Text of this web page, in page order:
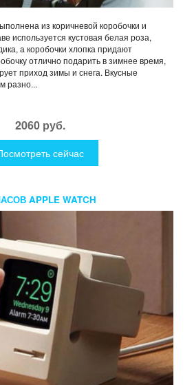
из коричневой коробочки и
используется кустовая белая роза,
а коробочки хлопка придают
отлично подарить в зимнее время,
приход зимы и снега. Вкусные
разно...
2060 руб.
сейчас
APPLE WATCH